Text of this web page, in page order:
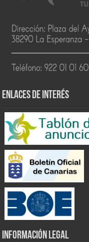
ENLACES DE INTERÉS
INFORMACIÓN LEGAL